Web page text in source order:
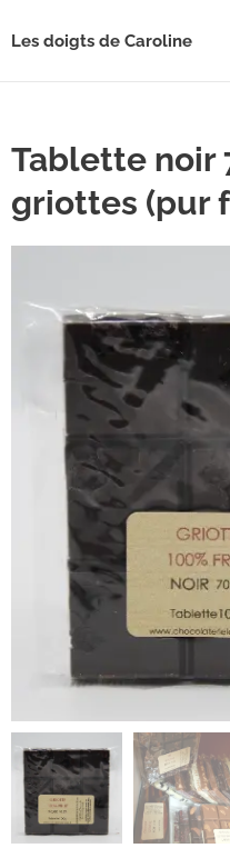
Les doigts de Caroline
Tablette noir
griottes (pur